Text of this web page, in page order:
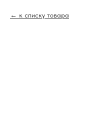
к списку товара